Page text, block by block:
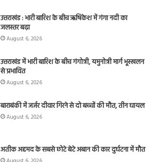
उत्तराखंड : भारी बारिश के बीच ऋषिकेश में गंगा नदी का
जलस्तर बढ़ा
August 6, 2026
उत्तराखंड में भारी बारिश के बीच गंगोत्री, यमुनोत्री मार्ग भूस्खलन
से प्रभावित
August 6, 2026
बाराबंकी में जर्जर दीवार गिरने से दो बच्चों की मौत, तीन घायल
August 6, 2026
अतीक अहमद के सबसे छोटे बेटे अबान की कार दुर्घटना में मौत